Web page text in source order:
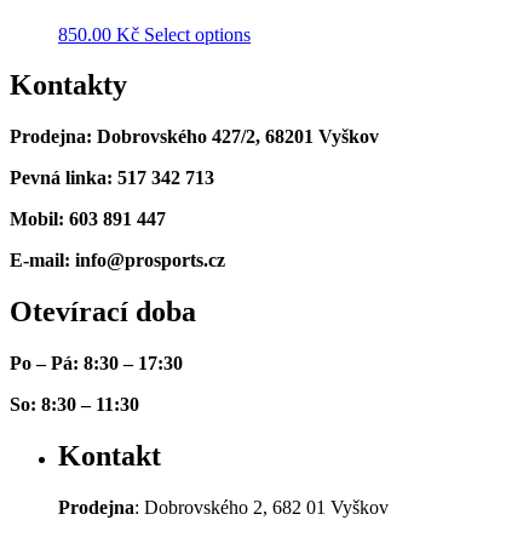
850.00 Kč Select options
Kontakty
Prodejna: Dobrovského 427/2, 68201 Vyškov
Pevná linka: 517 342 713
Mobil: 603 891 447
E-mail: info@prosports.cz
Otevírací doba
Po – Pá: 8:30 – 17:30
So: 8:30 – 11:30
Kontakt
Prodejna: Dobrovského 2, 682 01 Vyškov